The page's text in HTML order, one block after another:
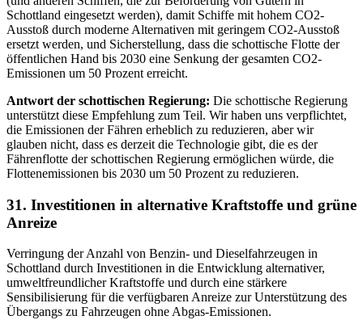
Schottland eingesetzt werden), damit Schiffe mit hohem CO2-
Ausstoß durch moderne Alternativen mit geringem CO2-Ausstoß
ersetzt werden, und Sicherstellung, dass die schottische Flotte der
öffentlichen Hand bis 2030 eine Senkung der gesamten CO2-
Emissionen um 50 Prozent erreicht.
Antwort der schottischen Regierung: Die schottische Regierung
unterstützt diese Empfehlung zum Teil. Wir haben uns verpflichtet,
die Emissionen der Fähren erheblich zu reduzieren, aber wir
glauben nicht, dass es derzeit die Technologie gibt, die es der
Fährenflotte der schottischen Regierung ermöglichen würde, die
Flottenemissionen bis 2030 um 50 Prozent zu reduzieren.
31. Investitionen in alternative Kraftstoffe und grüne
Anreize
Verringung der Anzahl von Benzin- und Dieselfahrzeugen in
Schottland durch Investitionen in die Entwicklung alternativer,
umweltfreundlicher Kraftstoffe und durch eine stärkere
Sensibilisierung für die verfügbaren Anreize zur Unterstützung des
Übergangs zu Fahrzeugen ohne Abgas-Emissionen.